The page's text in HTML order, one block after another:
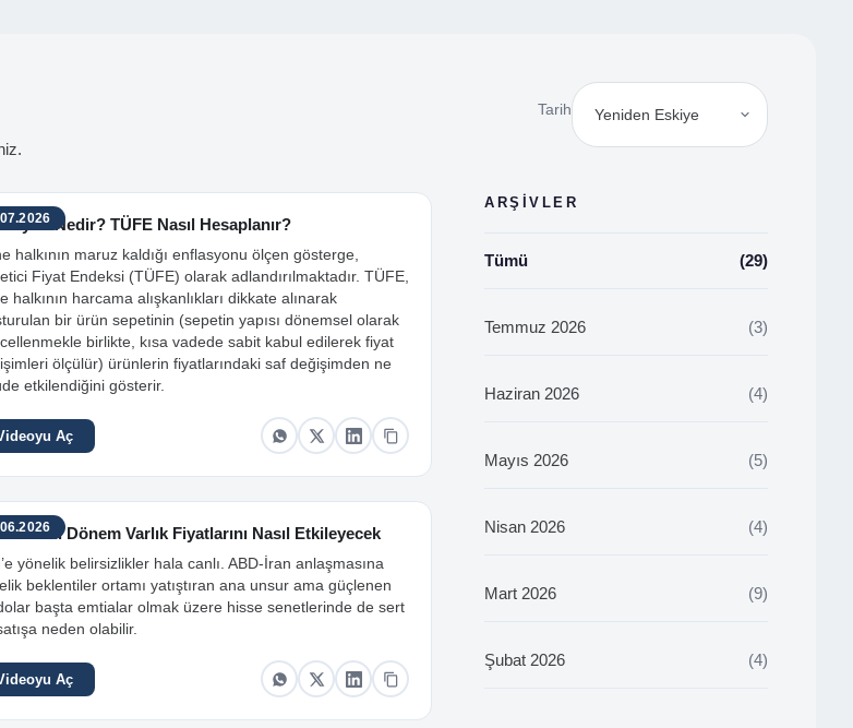
Tarih
Nedir? TÜFE Nasıl Hesaplanır?
halkının maruz kaldığı enflasyonu ölçen gösterge,
Fiyat Endeksi (TÜFE) olarak adlandırılmaktadır. TÜFE,
halkının harcama alışkanlıkları dikkate alınarak
bir ürün sepetinin (sepetin yapısı dönemsel olarak
birlikte, kısa vadede sabit kabul edilerek fiyat
ölçülür) ürünlerin fiyatlarındaki saf değişimden ne
etkilendiğini gösterir.
Aç
Yeni Dönem Varlık Fiyatlarını Nasıl Etkileyecek
yönelik belirsizlikler hala canlı. ABD-İran anlaşmasına
beklentiler ortamı yatıştıran ana unsur ama güçlenen
başta emtialar olmak üzere hisse senetlerinde de sert
neden olabilir.
Aç
ARŞİVLER
Tümü (29)
Temmuz 2026 (3)
Haziran 2026 (4)
Mayıs 2026 (5)
Nisan 2026 (4)
Mart 2026 (9)
Şubat 2026 (4)